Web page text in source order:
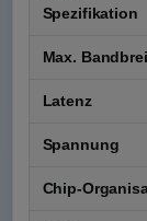
Spezifikation
Max.
Latenz
Spannung
Chip-